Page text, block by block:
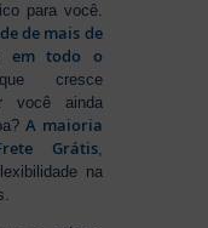
para você.
de mais de
em todo o
cresce
você ainda
A maioria
Grátis,
na